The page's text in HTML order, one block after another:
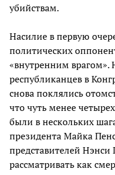
убийствам.
Насилие в первую
политических
«внутренним врагом».
республиканцев в
снова поклялись
что чуть менее
были в нескольких
президента Майка
представителей Нэнси
рассматривать как